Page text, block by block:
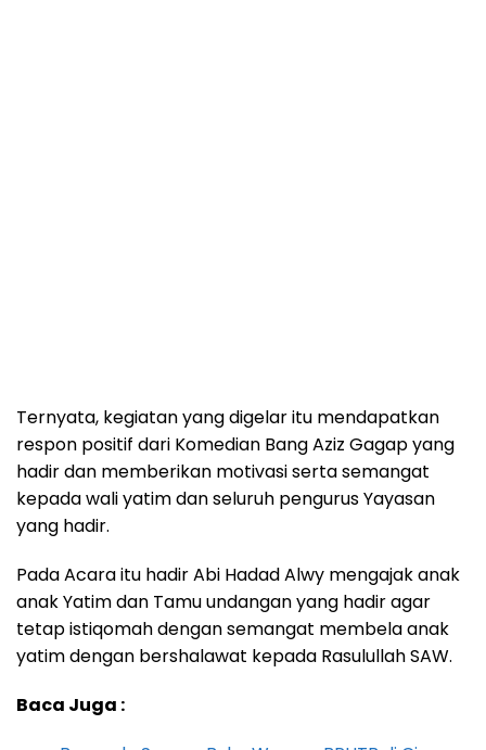
Ternyata, kegiatan yang digelar itu mendapatkan
respon positif dari Komedian Bang Aziz Gagap yang
hadir dan memberikan motivasi serta semangat
kepada wali yatim dan seluruh pengurus Yayasan
yang hadir.
Pada Acara itu hadir Abi Hadad Alwy mengajak anak
anak Yatim dan Tamu undangan yang hadir agar
tetap istiqomah dengan semangat membela anak
yatim dengan bershalawat kepada Rasulullah SAW.
Baca Juga :